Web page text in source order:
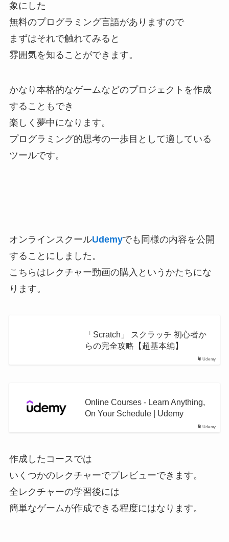
象にした
無料のプログラミング言語がありますので
まずはそれで触れてみると
雰囲気を知ることができます。
かなり本格的なゲームなどのプロジェクトを作成
することもでき
楽しく夢中になります。
プログラミング的思考の一歩目として適している
ツールです。
オンラインスクールUdemyでも同様の内容を公開
することにしました。
こちらはレクチャー動画の購入というかたちにな
ります。
Udemy
「Scratch」 スクラッチ 初心者か
らの完全攻略【超基本編】
Udemy
Online Courses - Learn Anything,
On Your Schedule | Udemy
作成したコースでは
いくつかのレクチャーでプレビューできます。
全レクチャーの学習後には
簡単なゲームが作成できる程度にはなります。